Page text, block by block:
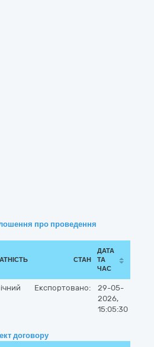
про проведення
СТАН
ДАТА
ТА
ЧАС
Експортовано:
29-05-
2026,
15:05:30
договору